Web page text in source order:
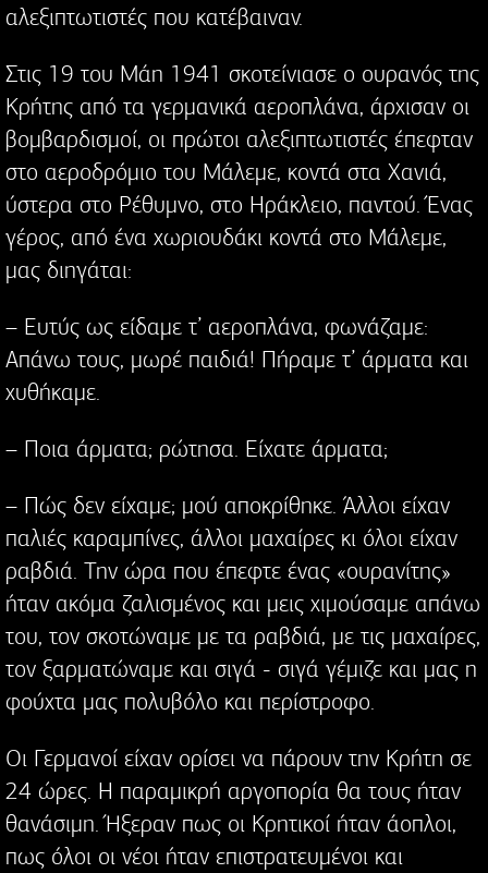
αλεξιπτωτιστές που κατέβαιναν.
Στις 19 του Μάη 1941 σκοτείνιασε ο ουρανός της
Κρήτης από τα γερμανικά αεροπλάνα, άρχισαν οι
βομβαρδισμοί, οι πρώτοι αλεξιπτωτιστές έπεφταν
στο αεροδρόμιο του Μάλεμε, κοντά στα Χανιά,
ύστερα στο Ρέθυμνο, στο Ηράκλειο, παντού. Ένας
γέρος, από ένα χωριουδάκι κοντά στο Μάλεμε,
μας διηγάται:
– Ευτύς ως είδαμε τ’ αεροπλάνα, φωνάζαμε:
Απάνω τους, μωρέ παιδιά! Πήραμε τ’ άρματα και
χυθήκαμε.
– Ποια άρματα; ρώτησα. Είχατε άρματα;
– Πώς δεν είχαμε; μού αποκρίθηκε. Άλλοι είχαν
παλιές καραμπίνες, άλλοι μαχαίρες κι όλοι είχαν
ραβδιά. Την ώρα που έπεφτε ένας «ουρανίτης»
ήταν ακόμα ζαλισμένος και μεις χιμούσαμε απάνω
του, τον σκοτώναμε με τα ραβδιά, με τις μαχαίρες,
τον ξαρματώναμε και σιγά - σιγά γέμιζε και μας η
φούχτα μας πολυβόλο και περίστροφο.
Οι Γερμανοί είχαν ορίσει να πάρουν την Κρήτη σε
24 ώρες. Η παραμικρή αργοπορία θα τους ήταν
θανάσιμη. Ήξεραν πως οι Κρητικοί ήταν άοπλοι,
πως όλοι οι νέοι ήταν επιστρατευμένοι και